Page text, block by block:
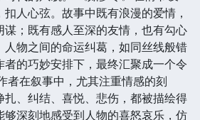
人心弦。故事中既有浪漫的爱情，
谋；既有感人至深的友情，也有勾心
人物之间的命运纠葛，如同丝线般错
者的巧妙安排下，最终汇聚成一个令
者在叙事中，尤其注重情感的刻
扎、纠结、喜悦、悲伤，都被描绘得
够深刻地感受到人物的喜怒哀乐，仿